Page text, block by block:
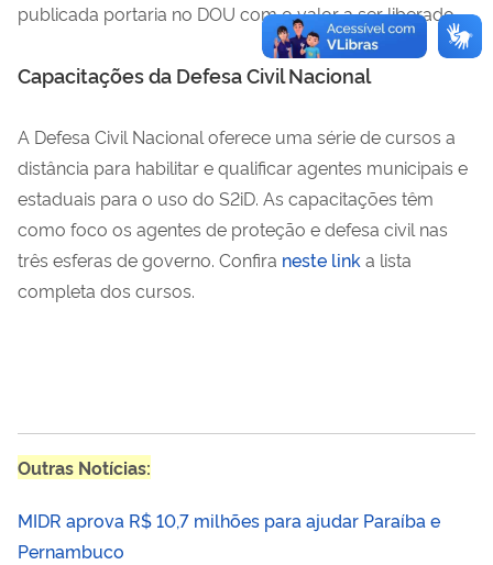
publicada portaria no DOU com o valor a ser liberado.
Capacitações da Defesa Civil Nacional
A Defesa Civil Nacional oferece uma série de cursos a
distância para habilitar e qualificar agentes municipais e
estaduais para o uso do S2iD. As capacitações têm
como foco os agentes de proteção e defesa civil nas
três esferas de governo. Confira neste link a lista
completa dos cursos.
Outras Notícias:
MIDR aprova R$ 10,7 milhões para ajudar Paraíba e
Pernambuco